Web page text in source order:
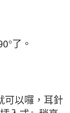
了。
可以囉，耳針